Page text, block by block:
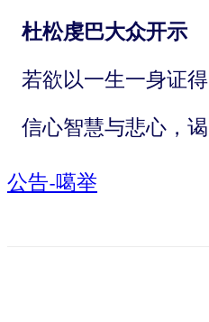
杜松虔巴大众开示
若欲以一生一身证
信心智慧与悲心，
公告-噶举